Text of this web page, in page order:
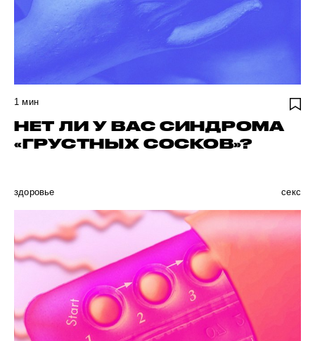
1 мин
НЕТ ЛИ У ВАС СИНДРОМА
«ГРУСТНЫХ СОСКОВ»?
здоровье секс